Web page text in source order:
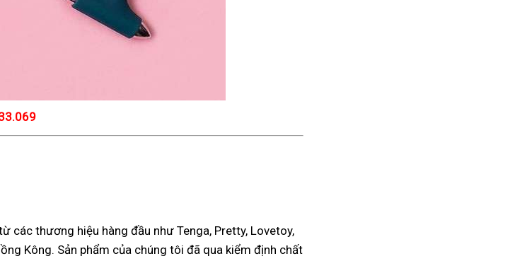
các thương hiệu hàng đầu như Tenga, Pretty, Lovetoy,
Kông. Sản phẩm của chúng tôi đã qua kiểm định chất